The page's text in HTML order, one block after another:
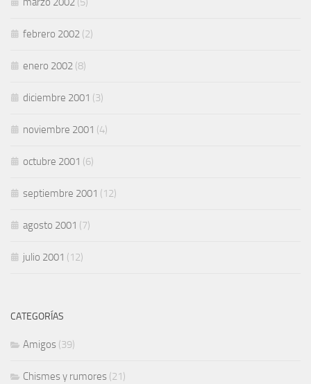
febrero 2002 (2)
enero 2002 (8)
diciembre 2001 (3)
noviembre 2001 (4)
octubre 2001 (6)
septiembre 2001 (12)
agosto 2001 (7)
julio 2001 (12)
CATEGORÍAS
Amigos (39)
Chismes y rumores (21)